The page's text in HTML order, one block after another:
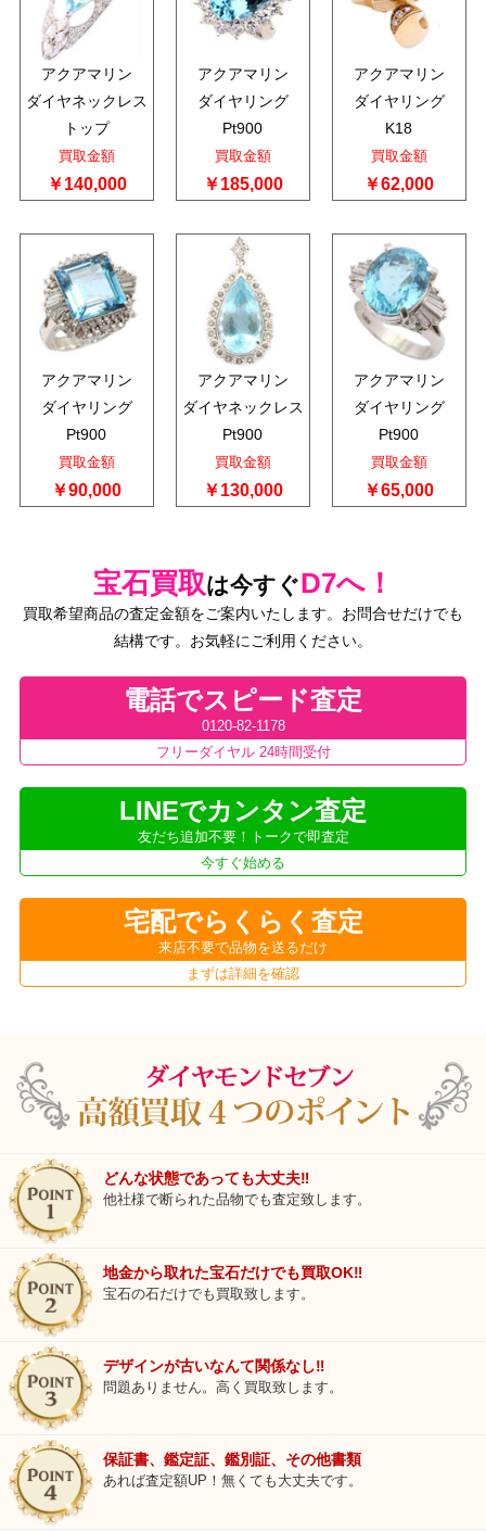
アクアマリン
ダイヤネックレス
トップ
買取金額
￥140,000
アクアマリン
ダイヤリング
Pt900
買取金額
￥185,000
アクアマリン
ダイヤリング
K18
買取金額
￥62,000
アクアマリン
ダイヤリング
Pt900
買取金額
￥90,000
アクアマリン
ダイヤネックレス
Pt900
買取金額
￥130,000
アクアマリン
ダイヤリング
Pt900
買取金額
￥65,000
宝石買取は今すぐD7へ！
買取希望商品の査定金額をご案内いたします。お問合せだけでも
結構です。お気軽にご利用ください。
電話でスピード査定
0120-82-1178
フリーダイヤル 24時間受付
LINEでカンタン査定
友だち追加不要！トークで即査定
今すぐ始める
宅配でらくらく査定
来店不要で品物を送るだけ
まずは詳細を確認
どんな状態であっても大丈夫‼
他社様で断られた品物でも査定致します。
地金から取れた宝石だけでも買取OK‼
宝石の石だけでも買取致します。
デザインが古いなんて関係なし‼
問題ありません。高く買取致します。
保証書、鑑定証、鑑別証、その他書類
あれば査定額UP！無くても大丈夫です。